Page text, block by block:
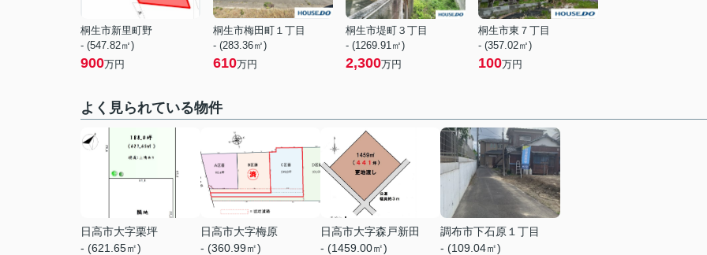
桐生市新里町野
- (547.82㎡)
900万円
桐生市梅田町１丁目
- (283.36㎡)
610万円
桐生市堤町３丁目
- (1269.91㎡)
2,300万円
桐生市東７丁目
- (357.02㎡)
100万円
よく見られている物件
日高市大字栗坪
- (621.65㎡)
日高市大字梅原
- (360.99㎡)
日高市大字森戸新田
- (1459.00㎡)
調布市下石原１丁目
- (109.04㎡)